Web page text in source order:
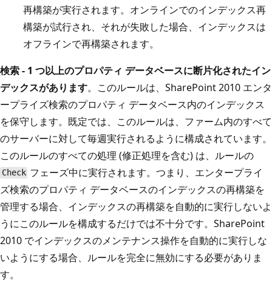
再構築が実行されます。オンラインでのインデックス再
構築が試行され、それが失敗した場合、インデックスは
オフラインで再構築されます。
検索 - 1 つ以上のプロパティ データベースに断片化されたイン
デックスがあります。このルールは、SharePoint 2010 エンタ
ープライズ検索のプロパティ データベース内のインデックス
を保守します。既定では、このルールは、ファーム内のすべて
のサーバーに対して毎週実行されるように構成されています。
このルールのすべての処理 (修正処理を含む) は、ルールの
Check フェーズ中に実行されます。つまり、エンタープライ
ズ検索のプロパティ データベースのインデックスの再構築を
管理する場合、インデックスの再構築を自動的に実行しないよ
うにこのルールを構成するだけでは不十分です。SharePoint
2010 でインデックスのメンテナンス操作を自動的に実行しな
いようにする場合、ルールを完全に無効にする必要がありま
す。